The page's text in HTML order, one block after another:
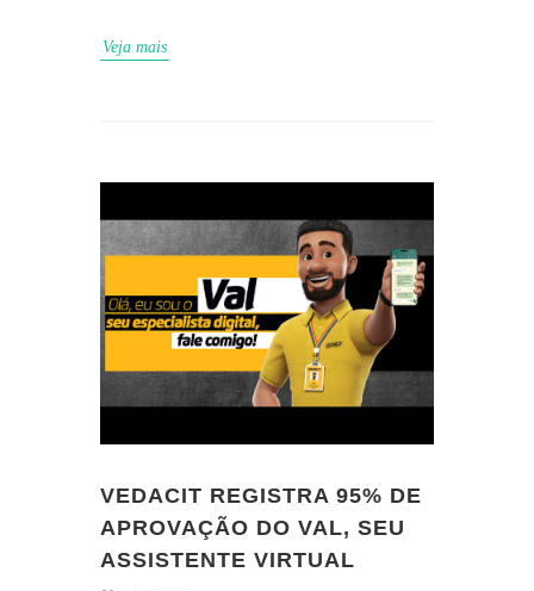
Veja mais
VEDACIT REGISTRA 95% DE
APROVAÇÃO DO VAL, SEU
ASSISTENTE VIRTUAL